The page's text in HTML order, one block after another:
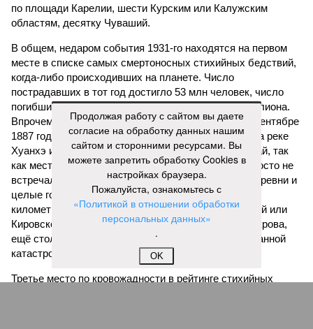
по площади Карелии, шести Курским или Калужским
областям, десятку Чуваший.
В общем, недаром события 1931-го находятся на первом
месте в списке самых смертоносных стихийных бедствий,
когда-либо происходивших на планете. Число
пострадавших в тот год достигло 53 млн человек, число
погибших, по некоторым оценкам, составило 4 миллиона.
Впрочем, для Китая подобное не в новинку. Так, в сентябре
1887 года вода прорвала многочисленные дамбы на реке
Хуанхэ и быстро залила почти весь Северный Китай, так
как местность там довольно низменная, и потоп просто не
встречал препятствий на своём пути, уничтожая деревни и
целые города. Водой залило 130 тыс. квадратных
километров (а это больше территорий Оренбургской или
Кировской областей), 2 млн человек остались без крова,
ещё столько же погибли в результате спровоцированной
катастрофой пандемии.
Третье место по кровожадности в рейтинге стихийных
Продолжая работу с сайтом вы даете
согласие на обработку данных нашим
сайтом и сторонними ресурсами. Вы
можете запретить обработку Cookies в
настройках браузера.
Пожалуйста, ознакомьтесь с
«Политикой в отношении обработки
персональных данных»
.
OK